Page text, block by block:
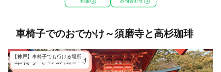
車椅子でのおでかけ～須磨寺と高杉珈琲
【神戸】車椅子でも行ける場所